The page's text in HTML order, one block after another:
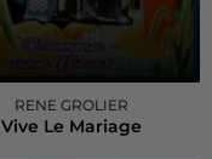
RENE GROLIER
Vive Le Mariage